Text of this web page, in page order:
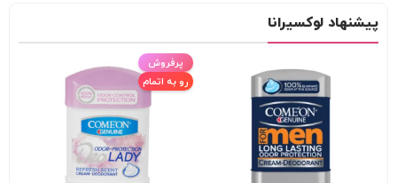
پیشنهاد لوکسیرانا
پرفروش
رو به اتمام